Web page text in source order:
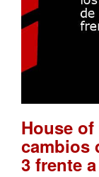
House
cambios
3 frente